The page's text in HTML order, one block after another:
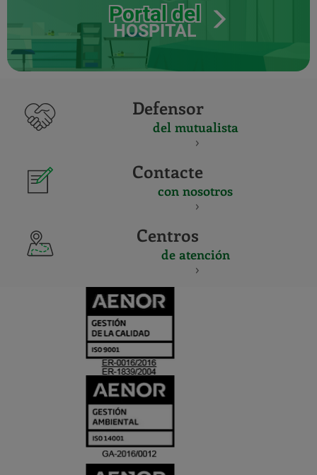
Portal del
HOSPITAL
Defensor
del mutualista
Contacte
con nosotros
Centros
de atención